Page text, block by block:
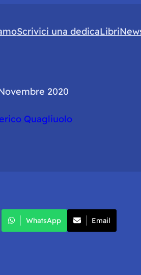
Scrivici una dedicaLibri
2020
Quagliuolo
WhatsApp Email